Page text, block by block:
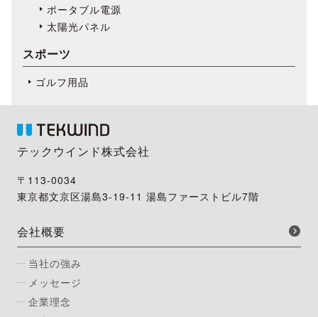
ポータブル電源
太陽光パネル
スポーツ
ゴルフ用品
テックウインド株式会社
〒113-0034
東京都文京区湯島3-19-11 湯島ファーストビル7階
会社概要
当社の強み
メッセージ
企業理念